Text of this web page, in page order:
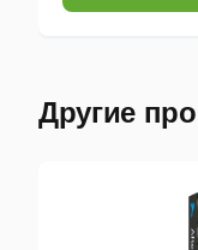
Другие